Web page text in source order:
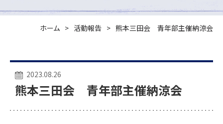
ホーム 活動報告 熊本三田会 青年部主催納涼会
2023.08.26
熊本三田会 青年部主催納涼会